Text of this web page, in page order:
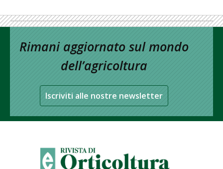
Rimani aggiornato sul mondo
dell’agricoltura
Iscriviti alle nostre newsletter